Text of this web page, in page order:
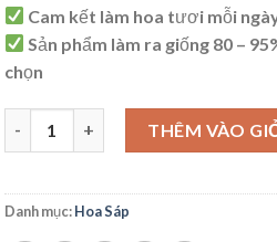
Cam kết làm hoa tươi mỗi
Sản phẩm làm ra giống 80 –
chọn
THÊM VÀO
Danh mục:Hoa Sáp